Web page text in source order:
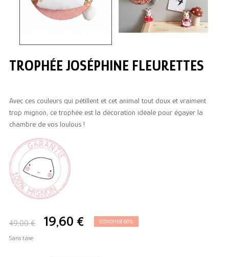
TROPHÉE JOSÉPHINE FLEURETTES
Avec ces couleurs qui pétillent et cet animal tout doux et vraiment
trop mignon, ce trophée est la décoration idéale pour égayer la
chambre de vos loulous !
49,00 € 19,60 € ECONOMISÉ 60%
Sans taxe